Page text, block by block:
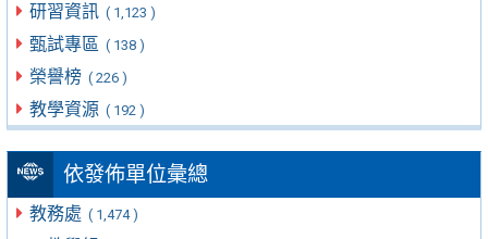
研習資訊 ( 1,123 )
甄試專區 ( 138 )
榮譽榜 ( 226 )
教學資源 ( 192 )
依發佈單位彙總
教務處 ( 1,474 )